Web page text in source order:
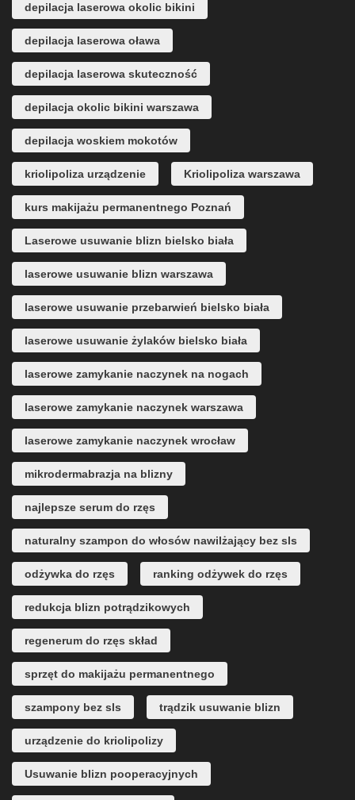
depilacja laserowa okolic bikini
depilacja laserowa oława
depilacja laserowa skuteczność
depilacja okolic bikini warszawa
depilacja woskiem mokotów
kriolipoliza urządzenie Kriolipoliza warszawa
kurs makijażu permanentnego Poznań
Laserowe usuwanie blizn bielsko biała
laserowe usuwanie blizn warszawa
laserowe usuwanie przebarwień bielsko biała
laserowe usuwanie żylaków bielsko biała
laserowe zamykanie naczynek na nogach
laserowe zamykanie naczynek warszawa
laserowe zamykanie naczynek wrocław
mikrodermabrazja na blizny
najlepsze serum do rzęs
naturalny szampon do włosów nawilżający bez sls
odżywka do rzęs ranking odżywek do rzęs
redukcja blizn potrądzikowych
regenerum do rzęs skład
sprzęt do makijażu permanentnego
szampony bez sls trądzik usuwanie blizn
urządzenie do kriolipolizy
Usuwanie blizn pooperacyjnych